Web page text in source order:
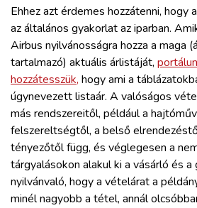
Ehhez azt érdemes hozzátenni, hogy
az általános gyakorlat az iparban.
Airbus nyilvánosságra hozza a maga
tartalmazó) aktuális árlistáját,
hozzátesszük, hogy ami a
úgynevezett listaár. A valóságos
más rendszereitől, például a
felszereltségtől, a belső
tényezőtől függ, és véglegesen a
tárgyalásokon alakul ki a vásárló és
nyilvánvaló, hogy a vételárat a
minél nagyobb a tétel, annál